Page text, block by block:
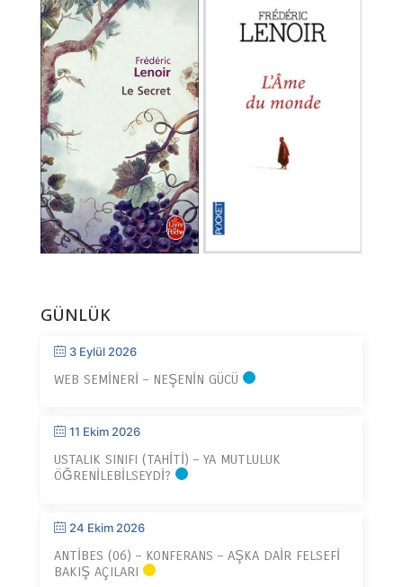
GÜNLÜK
3 Eylül 2026
WEB SEMINERI – NEŞENIN GÜCÜ
11 Ekim 2026
USTALIK SINIFI (TAHITI) – YA MUTLULUK
ÖĞRENILEBILSEYDI?
24 Ekim 2026
ANTIBES (06) – KONFERANS – AŞKA DAIR FELSEFI
BAKIŞ AÇILARI